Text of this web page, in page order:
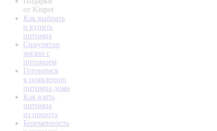
от Kinpet
Как выбрать
и купить
питомца
Симулятор
жизни с
питомцем
Готовимся
к появлению
питомца дома
Как взять
питомца
из приюта
Беременность